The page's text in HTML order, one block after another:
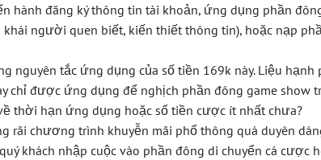
hành đăng ký thông tin tài khoản, ứng dụng phần
người quen biết, kiến thiết thông tin), hoặc nạp
nguyên tắc ứng dụng của số tiền 169k này. Liệu hạnh
chỉ được ứng dụng để nghịch phần đông game show
thời hạn ứng dụng hoặc số tiền cược ít nhất chưa?
rãi chương trình khuyễn mãi phổ thông quá duyên
khách nhập cuộc vào phần đông di chuyển cá cược